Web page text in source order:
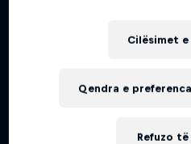
Cilësimet
Refuzo
Qendra e